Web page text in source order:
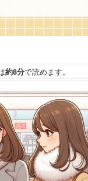
約8分で読めます。